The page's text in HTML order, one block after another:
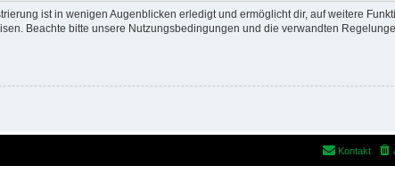
ist in wenigen Augenblicken erledigt und ermöglicht dir, auf weitere
Beachte bitte unsere Nutzungsbedingungen und die verwandten
Kontakt